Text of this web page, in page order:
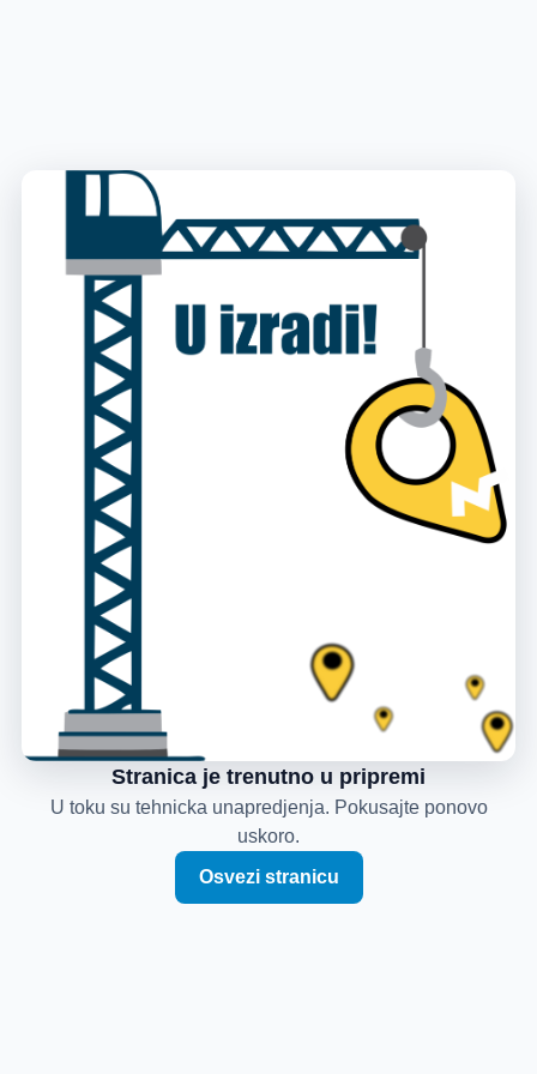
Stranica je trenutno u pripremi
U toku su tehnicka unapredjenja. Pokusajte ponovo
uskoro.
Osvezi stranicu